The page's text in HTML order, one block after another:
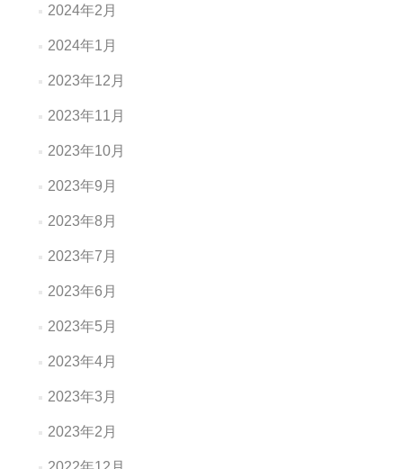
2024年2月
2024年1月
2023年12月
2023年11月
2023年10月
2023年9月
2023年8月
2023年7月
2023年6月
2023年5月
2023年4月
2023年3月
2023年2月